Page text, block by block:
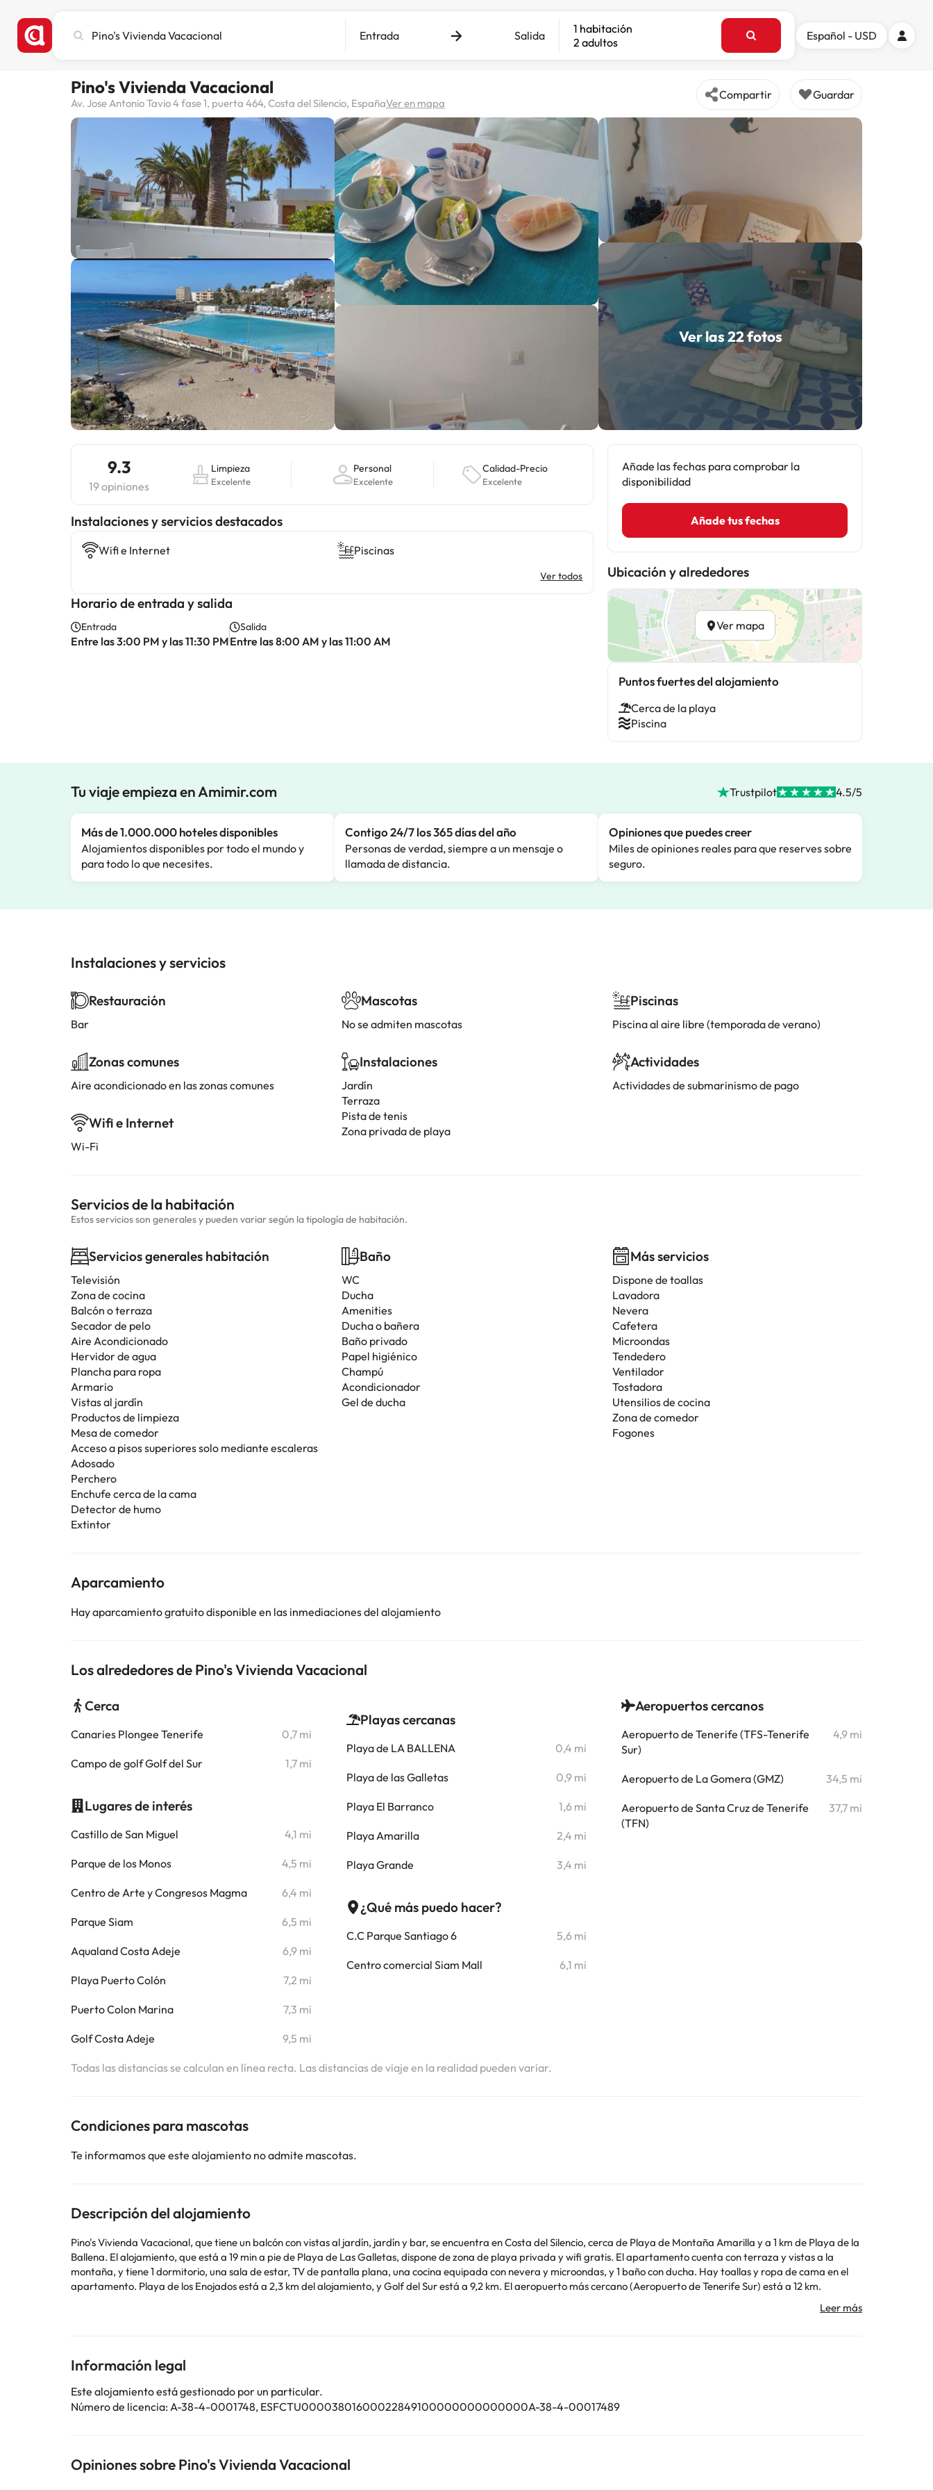
ciudad,
destino
Entrada Salida
1 habitación
2 adultos
Español - USD
Pino's Vivienda Vacacional
Av. Jose Antonio Tavio 4 fase 1, puerta 464, Costa del Silencio, EspañaVer en mapa
Compartir Guardar
Ver las 22 fotos
9.3
19 opiniones
Limpieza
Excelente
Personal
Excelente
Calidad-Precio
Excelente
Instalaciones y servicios destacados
Wifi e Internet Piscinas
Ver todos
Horario de entrada y salida
Entrada
Entre las 3:00 PM y las 11:30 PM
Salida
Entre las 8:00 AM y las 11:00 AM
Añade las fechas para comprobar la
disponibilidad
Añade tus fechas
Ubicación y alrededores
Ver mapa
Puntos fuertes del alojamiento
Cerca de la playa
Piscina
Tu viaje empieza en Amimir.com Trustpilot 4.5/5
Más de 1.000.000 hoteles disponibles
Alojamientos disponibles por todo el mundo y
para todo lo que necesites.
Contigo 24/7 los 365 días del año
Personas de verdad, siempre a un mensaje o
llamada de distancia.
Opiniones que puedes creer
Miles de opiniones reales para que reserves sobre
seguro.
Instalaciones y servicios
Restauración
Bar
Zonas comunes
Aire acondicionado en las zonas comunes
Wifi e Internet
Wi-Fi
Mascotas
No se admiten mascotas
Instalaciones
Jardín
Terraza
Pista de tenis
Zona privada de playa
Piscinas
Piscina al aire libre (temporada de verano)
Actividades
Actividades de submarinismo de pago
Servicios de la habitación
Estos servicios son generales y pueden variar según la tipología de habitación.
Servicios generales habitación
Televisión
Zona de cocina
Balcón o terraza
Secador de pelo
Aire Acondicionado
Hervidor de agua
Plancha para ropa
Armario
Vistas al jardín
Productos de limpieza
Mesa de comedor
Acceso a pisos superiores solo mediante escaleras
Adosado
Perchero
Enchufe cerca de la cama
Detector de humo
Extintor
Baño
WC
Ducha
Amenities
Ducha o bañera
Baño privado
Papel higiénico
Champú
Acondicionador
Gel de ducha
Más servicios
Dispone de toallas
Lavadora
Nevera
Cafetera
Microondas
Tendedero
Ventilador
Tostadora
Utensilios de cocina
Zona de comedor
Fogones
Aparcamiento
Hay aparcamiento gratuito disponible en las inmediaciones del alojamiento
Los alrededores de Pino's Vivienda Vacacional
Cerca
Canaries Plongee Tenerife 0,7 mi
Campo de golf Golf del Sur 1,7 mi
Lugares de interés
Castillo de San Miguel 4,1 mi
Parque de los Monos 4,5 mi
Centro de Arte y Congresos Magma 6,4 mi
Parque Siam 6,5 mi
Aqualand Costa Adeje 6,9 mi
Playa Puerto Colón 7,2 mi
Puerto Colon Marina 7,3 mi
Golf Costa Adeje 9,5 mi
Playas cercanas
Playa de LA BALLENA 0,4 mi
Playa de las Galletas 0,9 mi
Playa El Barranco 1,6 mi
Playa Amarilla 2,4 mi
Playa Grande 3,4 mi
¿Qué más puedo hacer?
C.C Parque Santiago 6 5,6 mi
Centro comercial Siam Mall 6,1 mi
Aeropuertos cercanos
Aeropuerto de Tenerife (TFS-Tenerife
Sur)
4,9 mi
Aeropuerto de La Gomera (GMZ) 34,5 mi
Aeropuerto de Santa Cruz de Tenerife
(TFN)
37,7 mi
Todas las distancias se calculan en línea recta. Las distancias de viaje en la realidad pueden variar.
Condiciones para mascotas
Te informamos que este alojamiento no admite mascotas.
Descripción del alojamiento
Pino's Vivienda Vacacional, que tiene un balcón con vistas al jardín, jardín y bar, se encuentra en Costa del Silencio, cerca de Playa de Montaña Amarilla y a 1 km de Playa de la
Ballena. El alojamiento, que está a 19 min a pie de Playa de Las Galletas, dispone de zona de playa privada y wifi gratis. El apartamento cuenta con terraza y vistas a la
montaña, y tiene 1 dormitorio, una sala de estar, TV de pantalla plana, una cocina equipada con nevera y microondas, y 1 baño con ducha. Hay toallas y ropa de cama en el
apartamento. Playa de los Enojados está a 2,3 km del alojamiento, y Golf del Sur está a 9,2 km. El aeropuerto más cercano (Aeropuerto de Tenerife Sur) está a 12 km.
directamente con el alojamiento. Los datos de contacto aparecen en la confirmación de la reserva. Los huéspedes deberán mostrar un documento de identidad válido y una
cambios por parte del alojamiento. Si tienes dudas, contáctanos.
Información legal
Este alojamiento está gestionado por un particular.
Número de licencia: A-38-4-0001748, ESFCTU00003801600022849100000000000000A-38-4-00017489
Opiniones sobre Pino's Vivienda Vacacional